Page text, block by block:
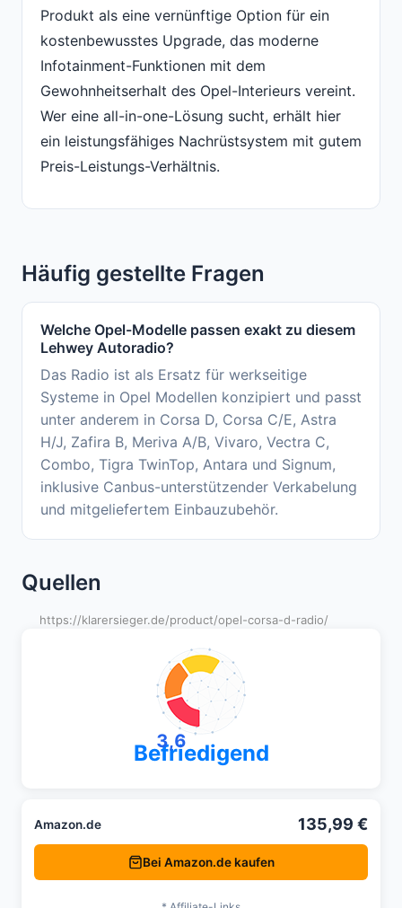
Produkt als eine vernünftige Option für ein
kostenbewusstes Upgrade, das moderne
Infotainment-Funktionen mit dem
Gewohnheitserhalt des Opel-Interieurs vereint.
Wer eine all-in-one-Lösung sucht, erhält hier
ein leistungsfähiges Nachrüstsystem mit gutem
Preis-Leistungs-Verhältnis.
Häufig gestellte Fragen
Welche Opel-Modelle passen exakt zu diesem
Lehwey Autoradio?
Das Radio ist als Ersatz für werkseitige
Systeme in Opel Modellen konzipiert und passt
unter anderem in Corsa D, Corsa C/E, Astra
H/J, Zafira B, Meriva A/B, Vivaro, Vectra C,
Combo, Tigra TwinTop, Antara und Signum,
inklusive Canbus-unterstützender Verkabelung
und mitgeliefertem Einbauzubehör.
Quellen
https://klarersieger.de/product/opel-corsa-d-radio/
3,6
Befriedigend
Amazon.de 135,99 €
Bei Amazon.de kaufen